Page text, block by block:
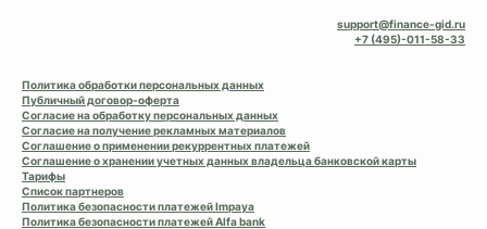
support@finance-gid.ru
+7 (495)-011-58-33
Политика обработки персональных данных
Публичный договор-оферта
Согласие на обработку персональных данных
Согласие на получение рекламных материалов
Соглашение о применении рекуррентных платежей
Соглашение о хранении учетных данных владельца банковской карты
Тарифы
Список партнеров
Политика безопасности платежей Impaya
Политика безопасности платежей Alfa bank